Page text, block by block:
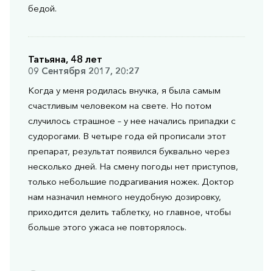
бедой.
Татьяна, 48 лет
09 Сентября 2017, 20:27
Когда у меня родилась внучка, я была самым
счастливым человеком на свете. Но потом
случилось страшное – у нее начались припадки с
судорогами. В четыре года ей прописали этот
препарат, результат появился буквально через
несколько дней. На смену погоды нет приступов,
только небольшие подрагивания ножек. Доктор
нам назначил немного неудобную дозировку,
приходится делить таблетку, но главное, чтобы
больше этого ужаса не повторялось.